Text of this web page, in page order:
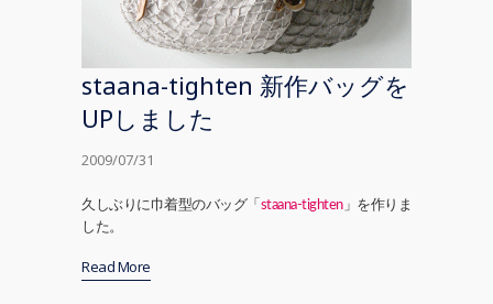
staana-tighten 新作バッグを
UPしました
2009/07/31
久しぶりに巾着型のバッグ「 staana-tighten」を作りま
した。
Read More